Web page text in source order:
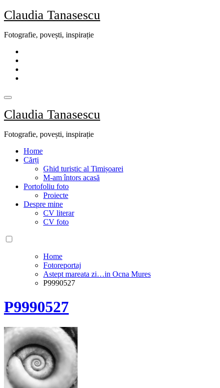
Skip
to
Claudia Tanasescu
Fotografie, povești, inspirație
Claudia Tanasescu
Fotografie, povești, inspirație
Home
Cărți
Ghid turistic al Timișoarei
M-am întors acasă
Portofoliu foto
Proiecte
Despre mine
CV literar
CV foto
Home
Fotoreportaj
Astept mareata zi…in Ocna Mures
P9990527
P9990527